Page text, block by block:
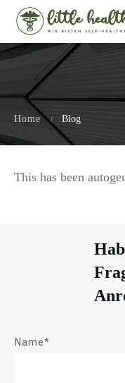
Home / Blog
This has been
Name*